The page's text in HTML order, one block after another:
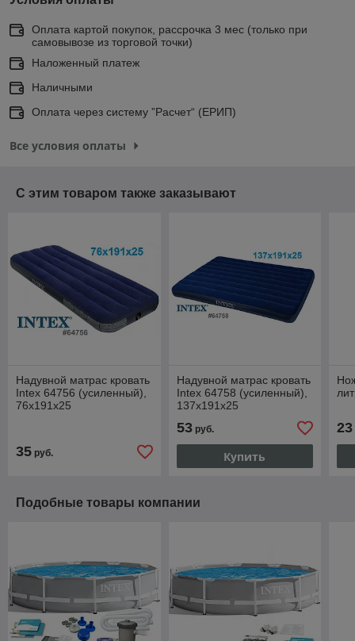
Оплата картой покупок, рассрочка 3 мес (только при
самовывозе из торговой точки)
Наложенный платеж
Наличными
Оплата через систему ”Расчет“ (ЕРИП)
Все условия оплаты
С этим товаром также заказывают
Надувной матрас кровать
Intex 64756 (усиленный),
76х191х25
35 руб.
Надувной матрас кровать
Intex 64758 (усиленный),
137х191х25
53руб.
Купить
23
Подобные товары компании